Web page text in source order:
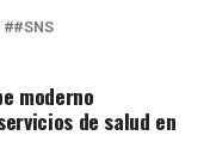
#SNS
moderno
de salud en